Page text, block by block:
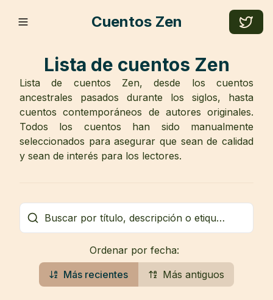
Cuentos Zen
Lista de cuentos Zen
Lista de cuentos Zen, desde los cuentos
ancestrales pasados durante los siglos, hasta
cuentos contemporáneos de autores originales.
Todos los cuentos han sido manualmente
seleccionados para asegurar que sean de calidad
y sean de interés para los lectores.
Ordenar por fecha:
Más recientes
Más antiguos